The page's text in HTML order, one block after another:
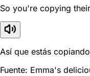
So you're copying
Así que estás
Fuente: Emma's